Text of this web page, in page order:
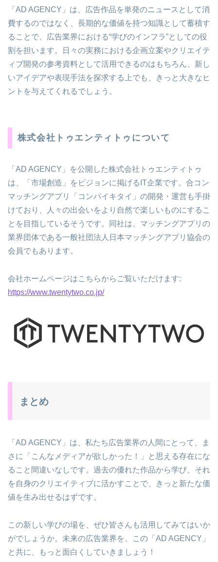
「AD AGENCY」は、広告作品を単発のニュースとして消
費するのではなく、長期的な価値を持つ知識として蓄積す
ることで、広告業界における“学びのインフラ”としての役
割を担います。日々の実務における企画立案やクリエイテ
ィブ開発の参考資料として活用できるのはもちろん、新し
いアイデアや表現手法を探求する上でも、きっと大きなヒ
ントを与えてくれるでしょう。
株式会社トゥエンティトゥについて
「AD AGENCY」を公開した株式会社トゥエンティトゥ
は、「市場創造」をビジョンに掲げるIT企業です。合コン
マッチングアプリ「コンパイキタイ」の開発・運営も手掛
けており、人々の出会いをより自然で楽しいものにするこ
とを目指しているそうです。同社は、マッチングアプリの
業界団体である一般社団法人日本マッチングアプリ協会の
会員でもあります。
会社ホームページはこちらからご覧いただけます:
https://www.twentytwo.co.jp/
まとめ
「AD AGENCY」は、私たち広告業界の人間にとって、ま
さに「こんなメディアが欲しかった！」と思える存在にな
ること間違いなしです。過去の優れた作品から学び、それ
を自身のクリエイティブに活かすことで、きっと新たな価
値を生み出せるはずです。
この新しい学びの場を、ぜひ皆さんも活用してみてはいか
がでしょうか。未来の広告業界を、この「AD AGENCY」
と共に、もっと面白くしていきましょう！